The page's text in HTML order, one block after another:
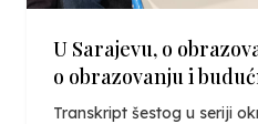
U Sarajevu, o
o obrazovanju i
Transkript šestog u seriji